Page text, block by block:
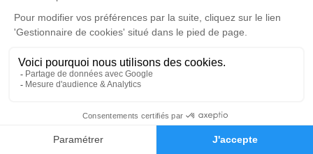
Faire-part Hommages
disponible ici.
Je rends hommage
mardi 27 juin 2023 à 14h30
Église Saint-Pierre de Bretignolles